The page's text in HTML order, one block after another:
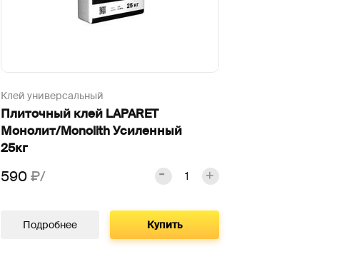
Клей универсальный
Плиточный клей LAPARET
Монолит/Monolith Усиленный
25кг
590₽/
Подробнее Купить